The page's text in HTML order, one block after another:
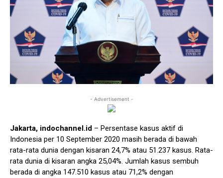
- Advertisement -
Jakarta, indochannel.id – Persentase kasus aktif di
Indonesia per 10 September 2020 masih berada di bawah
rata-rata dunia dengan kisaran 24,7% atau 51.237 kasus. Rata-
rata dunia di kisaran angka 25,04%. Jumlah kasus sembuh
berada di angka 147.510 kasus atau 71,2% dengan